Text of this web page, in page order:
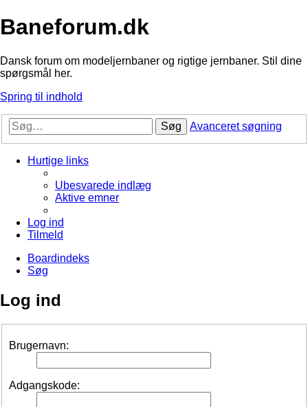
Baneforum.dk
Dansk forum om modeljernbaner og rigtige jernbaner. Stil dine
spørgsmål her.
Spring til indhold
Søg Avanceret søgning
Hurtige links
Ubesvarede indlæg
Aktive emner
Log ind
Tilmeld
Boardindeks
Søg
Log ind
Brugernavn:
Adgangskode: